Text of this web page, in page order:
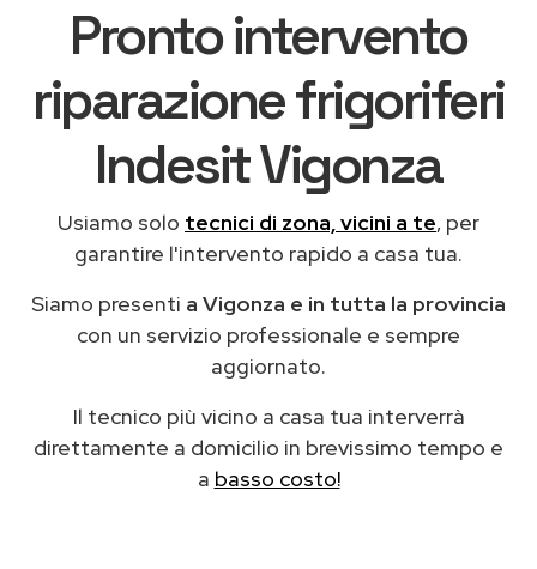
Pronto intervento
riparazione frigoriferi
Indesit Vigonza
Usiamo solo tecnici di zona, vicini a te, per
garantire l'intervento rapido a casa tua.
Siamo presenti a Vigonza e in tutta la provincia
con un servizio professionale e sempre
aggiornato.
Il tecnico più vicino a casa tua interverrà
direttamente a domicilio in brevissimo tempo e
a basso costo!